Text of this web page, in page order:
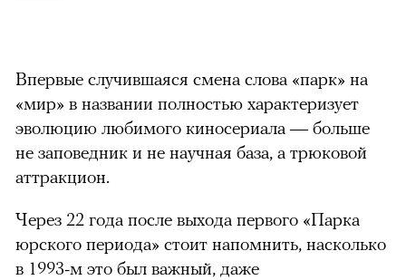
Впервые случившаяся смена слова «парк» на
«мир» в названии полностью характеризует
эволюцию любимого киносериала — больше
не заповедник и не научная база, а трюковой
аттракцион.
Через 22 года после выхода первого «Парка
юрского периода» стоит напомнить, насколько
в 1993-м это был важный, даже